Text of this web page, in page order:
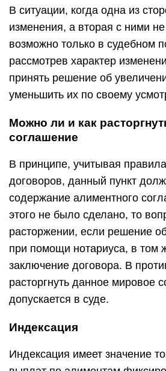
В ситуации, когда одна из
изменения, а вторая с ними не
возможно только в судебном
рассмотрев характер
принять решение об
уменьшить их по своему
Можно ли и как
соглашение
В принципе, учитывая
договоров, данный пункт
содержание алиментного
этого не было сделано, то
расторжении, если решение
при помощи нотариуса, в том
заключение договора. В
расторгнуть данное мировое
допускается в суде.
Индексация
Индексация имеет значение